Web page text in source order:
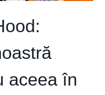
aceea în